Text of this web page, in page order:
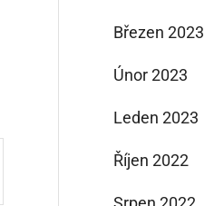
Březen 2023
Únor 2023
Leden 2023
Říjen 2022